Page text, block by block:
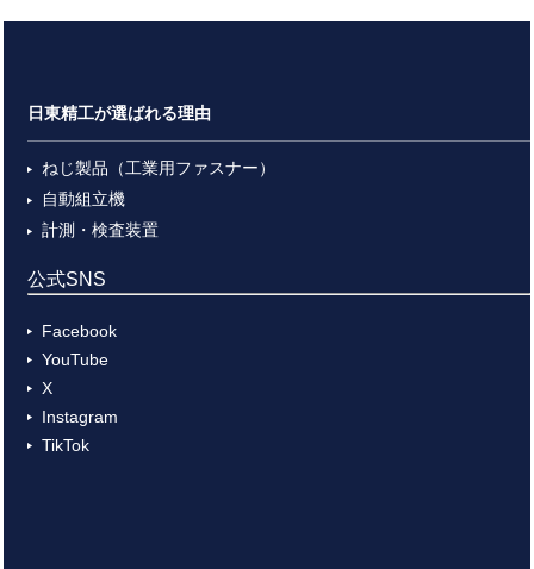
日東精工が選ばれる理由
ねじ製品（工業用ファスナー）
自動組立機
計測・検査装置
公式SNS
Facebook
YouTube
X
Instagram
TikTok